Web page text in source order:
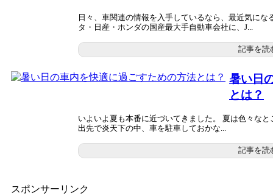
日々、車関連の情報を入手しているなら、最近気に
タ・日産・ホンダの国産最大手自動車会社に、J...
記事を読
暑い日
とは？
いよいよ夏も本番に近づいてきました。 夏は色々な
出先で炎天下の中、車を駐車しておかな...
記事を読
スポンサーリンク